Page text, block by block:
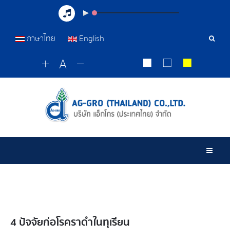
เครื่อ
ภาษาไทย English
4 ปัจจัยก่อโรคราดำในทุเรียน